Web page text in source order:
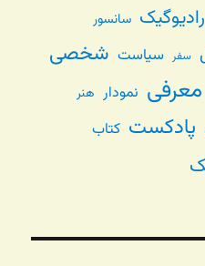
رادیوگیک سانسور
سفر سیاست شخصی
معرفی نمودار هنر
پادکست کتاب